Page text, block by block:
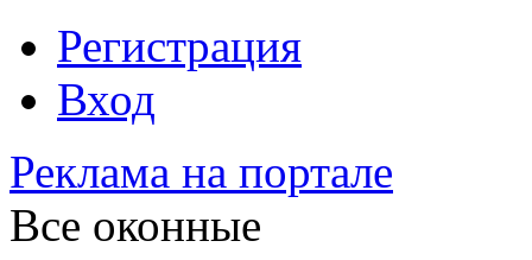
Регистрация
Вход
Реклама на портале
Все оконные